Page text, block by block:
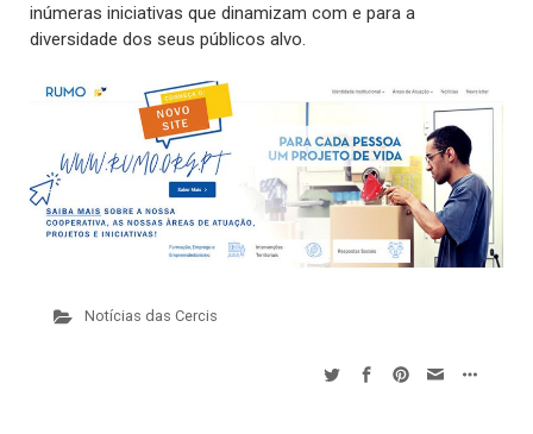
inúmeras iniciativas que dinamizam com e para a
diversidade dos seus públicos alvo.
Notícias das Cercis